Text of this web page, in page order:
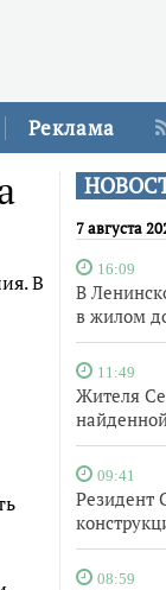
Реклама
7 августа
16:09
В
в жилом
11:49
Жителя
09:41
Резидент
08:59
В